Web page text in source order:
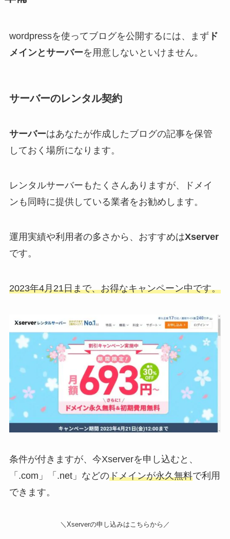
wordpressを使ってブログを公開するには、まず ド
メインとサーバーを用意しないといけません。
サーバーのレンタル契約
サーバーはあなたが作成したブログの記事を保管
しておく場所になります。
レンタルサーバーもたくさんありますが、ドメイ
ンも同時に提供している業者をお勧めします。
運用実績や利用者の多さから、おすすめはXserver
です。
2023年4月21日まで、お得なキャンペーン中です。
条件が付きますが、今Xserverを申し込むと、
「.com」「.net」などのドメインが永久無料で利用
できます。
＼Xserverの申し込みはこちらから／